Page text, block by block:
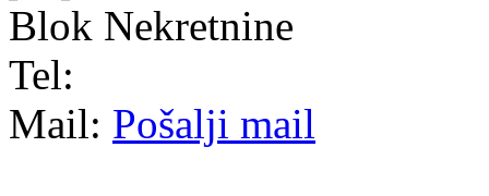
Blok Nekretnine
Tel:
Mail: Pošalji mail